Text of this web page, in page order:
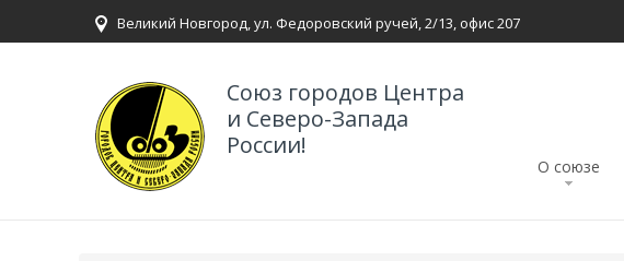
Великий Новгород, ул. Федоровский ручей, 2/13, офис 207
Союз городов Центра
и Северо-Запада
России!
О союзе